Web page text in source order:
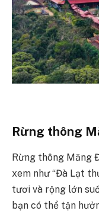
Rừng thông
Rừng thông Măng
xem như “Đà Lạt
tươi và rộng lớn
bạn có thể tận